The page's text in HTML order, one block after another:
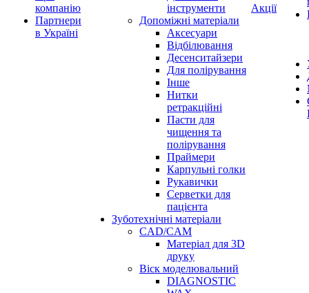
компанію
Партнери
в Україні
інструменти
Допоміжні матеріали
Аксесуари
Відбілювання
Десенситайзери
Для полірування
Інше
Нитки
ретракційні
Пасти для
чищення та
полірування
Праймери
Карпульні голки
Рукавички
Серветки для
пацієнта
Зуботехнічні матеріали
CAD/CAM
Матеріал для 3D
друку
Віск моделювальний
DIAGNOSTIC
Акції